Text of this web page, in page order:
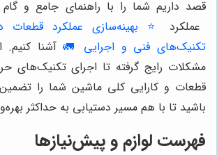
قصد داریم شما را با راهنمای جامع و گام
عملکرد
⭐️ بهینه‌سازی عملکرد قطعات
تکنیک‌های فنی و اجرایی 🚛آشنا کنیم.
مشکلات رایج گرفته تا اجرای تکنیک‌های
قطعات و کارایی کلی ماشین شما را
باشید تا با هم مسیر دستیابی به حداکثر
فهرست لوازم و پیش‌نیازها